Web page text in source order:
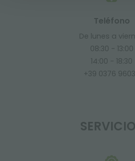
Teléfono
De lunes a
08:30 - 13:00
14:00 - 18:30
+39 0376